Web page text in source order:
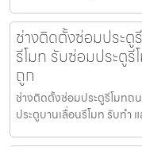
ช่างติดตั้งซ่อมประ
รีโมท รับซ่อมประตูรี
ถูก
ช่างติดตั้งซ่อมประตูรีโมทถ
ประตูบานเลื่อนรีโมท รับทำ